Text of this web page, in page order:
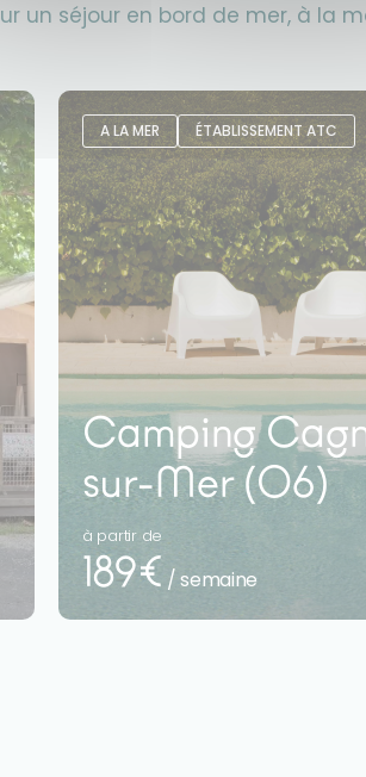
un séjour en bord de mer, à la
A LA MER ÉTABLISSEMENT ATC
Camping
sur-Mer (06)
à partir de
189€ / semaine